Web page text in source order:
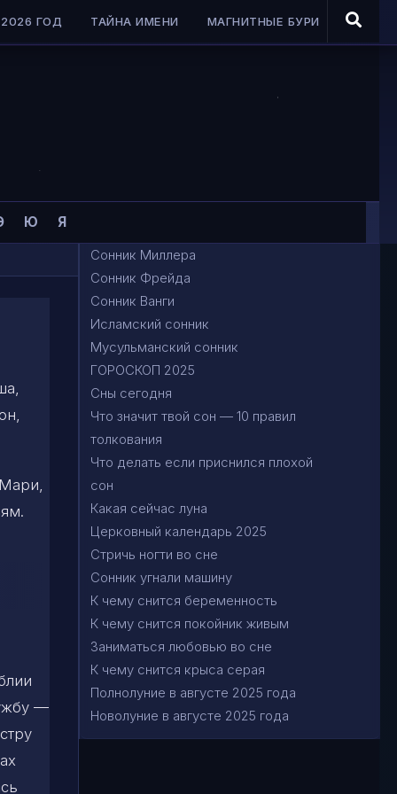
ГОД ТАЙНА ИМЕНИ МАГНИТНЫЕ БУРИ
Ю Я
—
Сонник Миллера
Сонник Фрейда
Сонник Ванги
Исламский сонник
Мусульманский сонник
ГОРОСКОП 2025
Сны сегодня
Что значит твой сон — 10 правил
толкования
Что делать если приснился плохой
сон
Какая сейчас луна
Церковный календарь 2025
Стричь ногти во сне
Сонник угнали машину
К чему снится беременность
К чему снится покойник живым
Заниматься любовью во сне
К чему снится крыса серая
Полнолуние в августе 2025 года
Новолуние в августе 2025 года